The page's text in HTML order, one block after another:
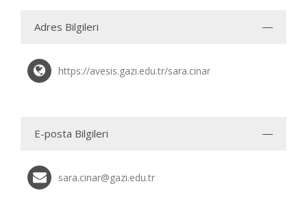
Adres Bilgileri
https://avesis.gazi.edu.tr/sara.cinar
E-posta Bilgileri
sara.cinar@gazi.edu.tr